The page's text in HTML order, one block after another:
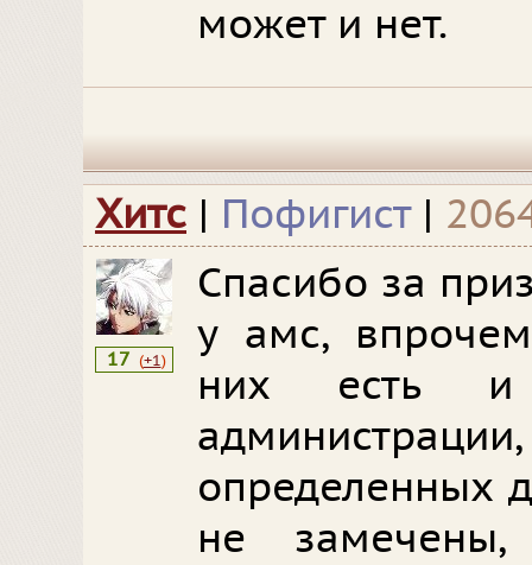
может и нет.
Хитс | Пофигист|
17 (+1)
Спасибо за
у амс,
них есть
определенных
не